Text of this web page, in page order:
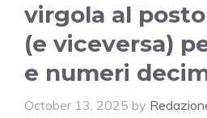
virgola al
(e viceversa)
e numeri
October 13, 2025 by